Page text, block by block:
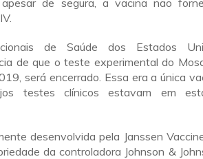
apesar de segura, a vacina não
de Saúde dos Estados
de que o teste experimental do
será encerrado. Essa era a única
testes clínicos estavam em
desenvolvida pela Janssen
da controladora Johnson &